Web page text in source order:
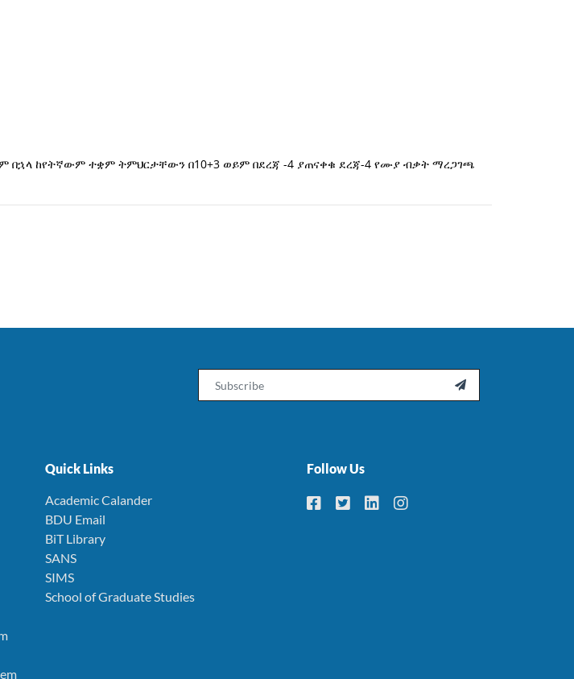
በኋላ ከየትኛውም ተቋም ትምህርታቸውን በ10+3 ወይም በደረጃ -4 ያጠናቀቁ ደረጃ-4 የሙያ ብቃት ማረጋገጫ

Quick Links
Academic Calander
BDU Email
BiT Library
SANS
SIMS
School of Graduate Studies
Follow Us